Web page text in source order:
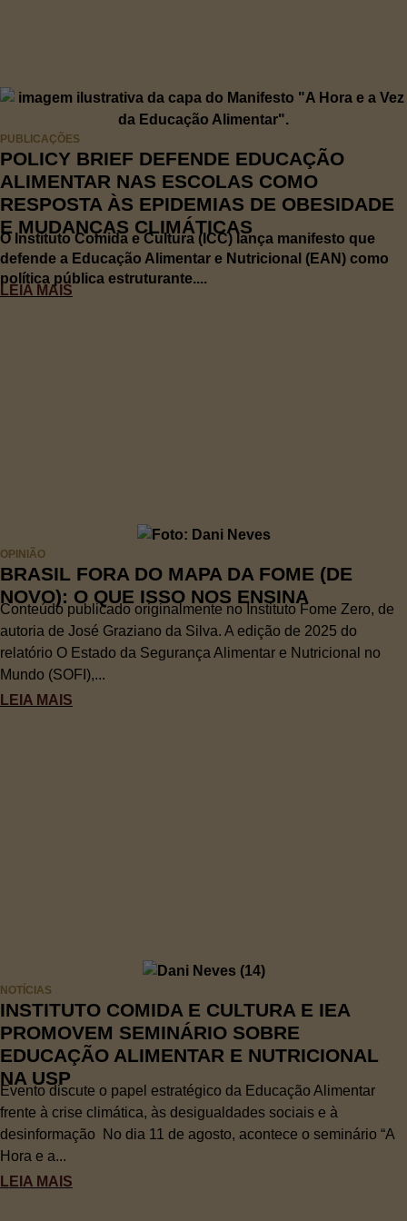
PUBLICAÇÕES
POLICY BRIEF DEFENDE EDUCAÇÃO
ALIMENTAR NAS ESCOLAS COMO
RESPOSTA ÀS EPIDEMIAS DE OBESIDADE
E MUDANÇAS CLIMÁTICAS
O Instituto Comida e Cultura (ICC) lança manifesto que
defende a Educação Alimentar e Nutricional (EAN) como
política pública estruturante....
LEIA MAIS
OPINIÃO
BRASIL FORA DO MAPA DA FOME (DE
NOVO): O QUE ISSO NOS ENSINA
Conteúdo publicado originalmente no Instituto Fome Zero, de
autoria de José Graziano da Silva. A edição de 2025 do
relatório O Estado da Segurança Alimentar e Nutricional no
Mundo (SOFI),...
LEIA MAIS
NOTÍCIAS
INSTITUTO COMIDA E CULTURA E IEA
PROMOVEM SEMINÁRIO SOBRE
EDUCAÇÃO ALIMENTAR E NUTRICIONAL
NA USP
Evento discute o papel estratégico da Educação Alimentar
frente à crise climática, às desigualdades sociais e à
desinformação No dia 11 de agosto, acontece o seminário “A
Hora e a...
LEIA MAIS